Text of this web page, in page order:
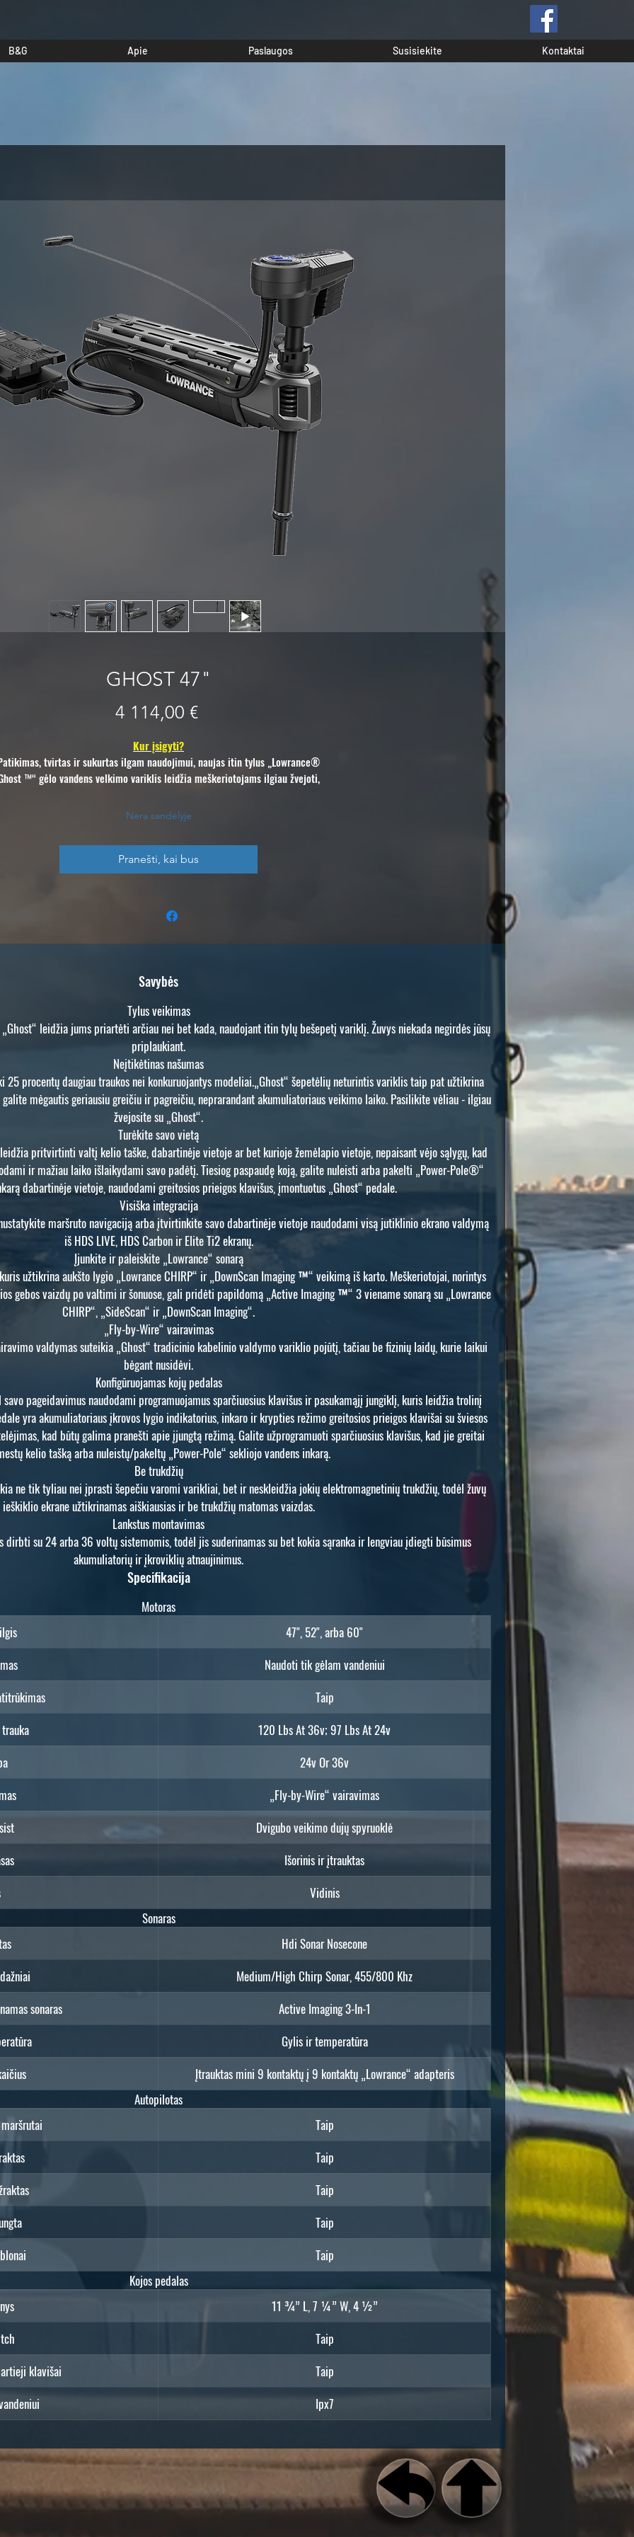
B&G Apie Paslaugos Susisiekite Kontaktai
GHOST 47"
4 114,00 €Price
Kur įsigyti?
tvirtas ir sukurtas ilgam naudojimui, naujas itin tylus „Lowrance®
™“ gėlo vandens velkimo variklis leidžia meškeriotojams ilgiau žvejoti,
šepetėlių, turintį didžiausią trauką ir ilgiausią veikimo laiką iš visų rinkoje
taškų tvirtinimu ir pirmaujančia trejų metų garantija „Ghost“ yra naujas
trolingo variklio standartas.
Nėra sandėlyje
Pranešti, kai bus
Savybės
Tylus veikimas
leidžia jums priartėti arčiau nei bet kada, naudojant itin tylų bešepetį variklį. Žuvys niekada negirdės jūsų
priplaukiant.
Neįtikėtinas našumas
procentų daugiau traukos nei konkuruojantys modeliai.„Ghost“ šepetėlių neturintis variklis taip pat užtikrina
mėgautis geriausiu greičiu ir pagreičiu, neprarandant akumuliatoriaus veikimo laiko. Pasilikite vėliau - ilgiau
žvejosite su „Ghost“.
Turėkite savo vietą
pritvirtinti valtį kelio taške, dabartinėje vietoje ar bet kurioje žemėlapio vietoje, nepaisant vėjo sąlygų, kad
ir mažiau laiko išlaikydami savo padėtį. Tiesiog paspaudę koją, galite nuleisti arba pakelti „Power-Pole®“
dabartinėje vietoje, naudodami greitosios prieigos klavišus, įmontuotus „Ghost“ pedale.
Visiška integracija
maršruto navigaciją arba įtvirtinkite savo dabartinėje vietoje naudodami visą jutiklinio ekrano valdymą
iš HDS LIVE, HDS Carbon ir Elite Ti2 ekranų.
Įjunkite ir paleiskite „Lowrance“ sonarą
užtikrina aukšto lygio „Lowrance CHIRP“ ir „DownScan Imaging ™“ veikimą iš karto. Meškeriotojai, norintys
gebos vaizdų po valtimi ir šonuose, gali pridėti papildomą „Active Imaging ™“ 3 viename sonarą su „Lowrance
CHIRP“, „SideScan“ ir „DownScan Imaging“.
„Fly-by-Wire“ vairavimas
valdymas suteikia „Ghost“ tradicinio kabelinio valdymo variklio pojūtį, tačiau be fizinių laidų, kurie laikui
bėgant nusidėvi.
Konfigūruojamas kojų pedalas
pageidavimus naudodami programuojamus sparčiuosius klavišus ir pasukamąjį jungiklį, kuris leidžia trolinį
yra akumuliatoriaus įkrovos lygio indikatorius, inkaro ir krypties režimo greitosios prieigos klavišai su šviesos
kad būtų galima pranešti apie įjungtą režimą. Galite užprogramuoti sparčiuosius klavišus, kad jie greitai
kelio tašką arba nuleistų/pakeltų „Power-Pole“ sekliojo vandens inkarą.
Be trukdžių
ne tik tyliau nei įprasti šepečiu varomi varikliai, bet ir neskleidžia jokių elektromagnetinių trukdžių, todėl žuvų
ieškiklio ekrane užtikrinamas aiškiausias ir be trukdžių matomas vaizdas.
Lankstus montavimas
dirbti su 24 arba 36 voltų sistemomis, todėl jis suderinamas su bet kokia sąranka ir lengviau įdiegti būsimus
akumuliatorių ir įkroviklių atnaujinimus.
Specifikacija
Motoras
47", 52", arba 60"
Naudoti tik gėlam vandeniui
Taip
120 Lbs At 36v; 97 Lbs At 24v
24v Or 36v
„Fly-by-Wire“ vairavimas
Dvigubo veikimo dujų spyruoklė
Išorinis ir įtrauktas
Vidinis
Sonaras
Hdi Sonar Nosecone
Medium/High Chirp Sonar, 455/800 Khz
sonaras
Active Imaging 3-In-1
Gylis ir temperatūra
Įtrauktas mini 9 kontaktų į 9 kontaktų „Lowrance“ adapteris
Autopilotas
Taip
Taip
Taip
Taip
Taip
Kojos pedalas
11 ¾” L, 7 ¼” W, 4 ½”
Taip
klavišai
Taip
Ipx7